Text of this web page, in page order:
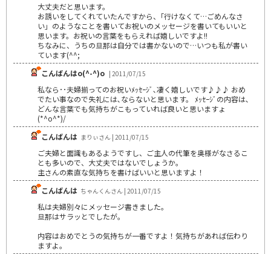
大丈夫だと思います。
お誘いをしてくれていたんですから、｢行けなくて…ごめんなさ
い」のようなことを書いてお祝いのメッセージを書いてもいいと
思います。お祝いの言葉をもらえれば嬉しいですよ!!
ちなみに、うちの旦那は自分では書かないので…いつも私が書い
ています(^^;
こんばんはo(^-^)o | 2011/07/15
私なら･･夫婦揃ってのお祝いﾒｯｾｰｼﾞ､凄く嬉しいです♪♪♪ おめ
でたい事なので失礼には､ならないと思います。 ﾒｯｾｰｼﾞの内容は､
どんな言葉でも気持ちがこもっていれば良いと思いますょ
(*^o^*)/
こんばんは まりぃさん | 2011/07/15
ご夫婦と面識もあるようですし、ご主人の代筆を奥様がなさるこ
とも多いので、大丈夫ではないでしょうか。
主さんの素直な気持ちを書けばいいと思いますよ！
こんばんは ちゃんくんさん | 2011/07/15
私は夫婦別々にメッセージ書きました。
旦那はサラッとでしたが。
内容はおめでとうの気持ちが一番ですよ！気持ちがあれば伝わり
ますよ。